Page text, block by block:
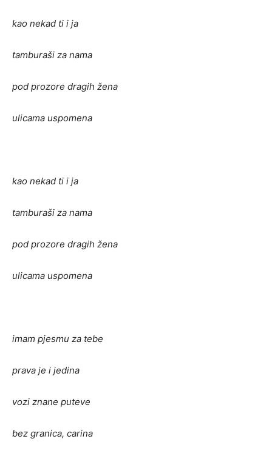
kao nekad ti i ja
tamburaši za nama
pod prozore dragih žena
ulicama uspomena
kao nekad ti i ja
tamburaši za nama
pod prozore dragih žena
ulicama uspomena
imam pjesmu za tebe
prava je i jedina
vozi znane puteve
bez granica, carina